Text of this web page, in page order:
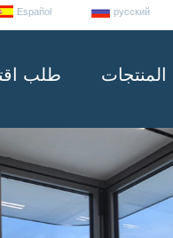
русский
Español
المنتجات طلب